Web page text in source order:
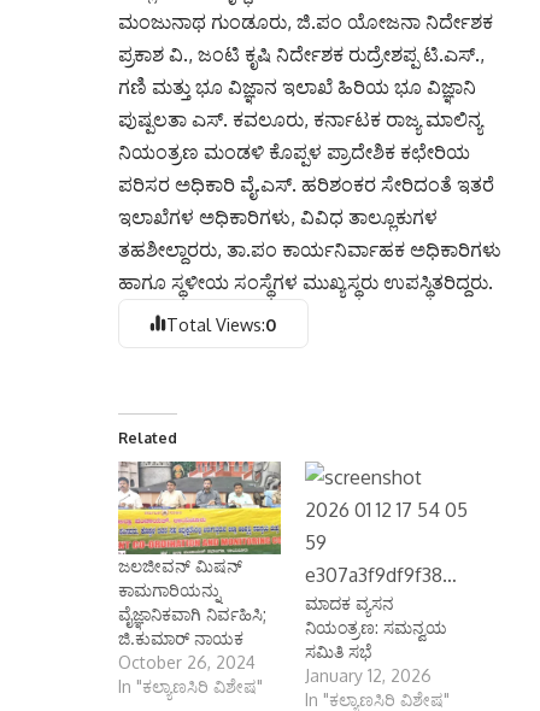
ಮಂಜುನಾಥ ಗುಂಡೂರು, ಜಿ.ಪಂ ಯೋಜನಾ ನಿರ್ದೇಶಕ
ಪ್ರಕಾಶ ವಿ., ಜಂಟಿ ಕೃಷಿ ನಿರ್ದೇಶಕ ರುದ್ರೇಶಪ್ಪ ಟಿ.ಎಸ್.,
ಗಣಿ ಮತ್ತು ಭೂ ವಿಜ್ಞಾನ ಇಲಾಖೆ ಹಿರಿಯ ಭೂ ವಿಜ್ಞಾನಿ
ಪುಷ್ಪಲತಾ ಎಸ್. ಕವಲೂರು, ಕರ್ನಾಟಕ ರಾಜ್ಯ ಮಾಲಿನ್ಯ
ನಿಯಂತ್ರಣ ಮಂಡಳಿ ಕೊಪ್ಪಳ ಪ್ರಾದೇಶಿಕ ಕಛೇರಿಯ
ಪರಿಸರ ಅಧಿಕಾರಿ ವೈ.ಎಸ್. ಹರಿಶಂಕರ ಸೇರಿದಂತೆ ಇತರೆ
ಇಲಾಖೆಗಳ ಅಧಿಕಾರಿಗಳು, ವಿವಿಧ ತಾಲ್ಲೂಕುಗಳ
ತಹಶೀಲ್ದಾರರು, ತಾ.ಪಂ ಕಾರ್ಯನಿರ್ವಾಹಕ ಅಧಿಕಾರಿಗಳು
ಹಾಗೂ ಸ್ಥಳೀಯ ಸಂಸ್ಥೆಗಳ ಮುಖ್ಯಸ್ಥರು ಉಪಸ್ಥಿತರಿದ್ದರು.
Total Views:0
Related
ಜಲಜೀವನ್ ಮಿಷನ್
ಕಾಮಗಾರಿಯನ್ನು
ವೈಜ್ಞಾನಿಕವಾಗಿ ನಿರ್ವಹಿಸಿ;
ಜಿ.ಕುಮಾರ್ ನಾಯಕ
October 26, 2024
In "ಕಲ್ಯಾಣಸಿರಿ ವಿಶೇಷ"
ಮಾದಕ ವ್ಯಸನ
ನಿಯಂತ್ರಣ: ಸಮನ್ವಯ
ಸಮಿತಿ ಸಭೆ
January 12, 2026
In "ಕಲ್ಯಾಣಸಿರಿ ವಿಶೇಷ"